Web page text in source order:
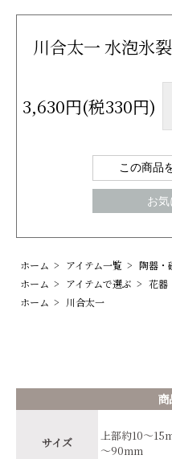
川合太一 水泡氷
3,630円(税330円)
この商品
お
ホーム > アイテム一覧 > 陶器・
ホーム > アイテムで選ぶ > 花器
ホーム > 川合太一
サイズ
上部約10～
～90mm